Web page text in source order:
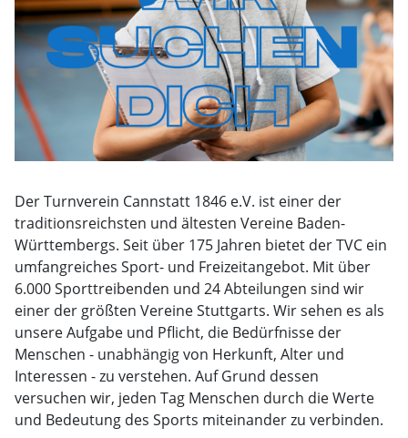
Der Turnverein Cannstatt 1846 e.V. ist einer der
traditionsreichsten und ältesten Vereine Baden-
Württembergs. Seit über 175 Jahren bietet der TVC ein
umfangreiches Sport- und Freizeitangebot. Mit über
6.000 Sporttreibenden und 24 Abteilungen sind wir
einer der größten Vereine Stuttgarts. Wir sehen es als
unsere Aufgabe und Pflicht, die Bedürfnisse der
Menschen - unabhängig von Herkunft, Alter und
Interessen - zu verstehen. Auf Grund dessen
versuchen wir, jeden Tag Menschen durch die Werte
und Bedeutung des Sports miteinander zu verbinden.